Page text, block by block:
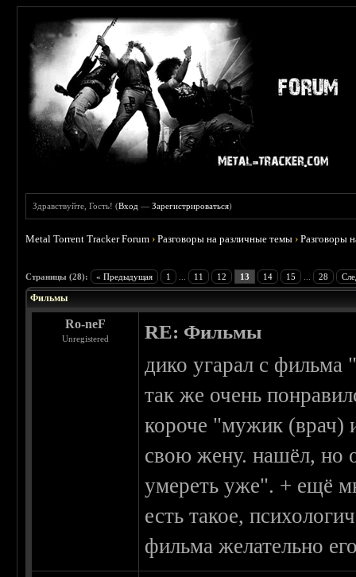
Здравствуйте, Гость! (Вход —Зарегистрироваться)
Metal Torrent Tracker Forum ›Разговоры на различные темы ›Разговоры
Страницы (28): « Предыдущая 1 11 12 13 14 15 28
Фильмы
Ro-neF
Unregistered RE: Фильмы
дико угарал с фильма
так же очень
короче "мужик (врач)
свою жену. нашёл, но
умереть уже". + ещё
есть такое,
фильма желательно